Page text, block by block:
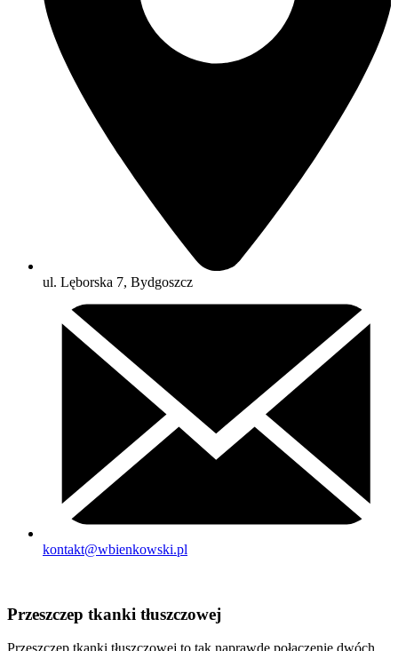
ul. Lęborska 7, Bydgoszcz
kontakt@wbienkowski.pl
Przeszczep tkanki tłuszczowej